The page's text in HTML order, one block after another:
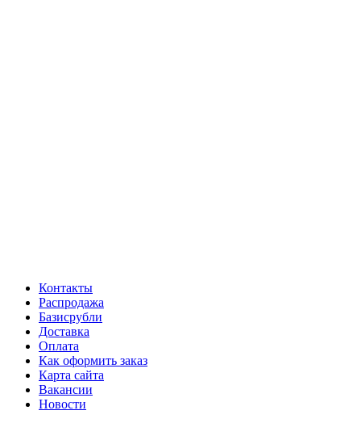
Контакты
Распродажа
Базисрубли
Доставка
Оплата
Как оформить заказ
Карта сайта
Вакансии
Новости